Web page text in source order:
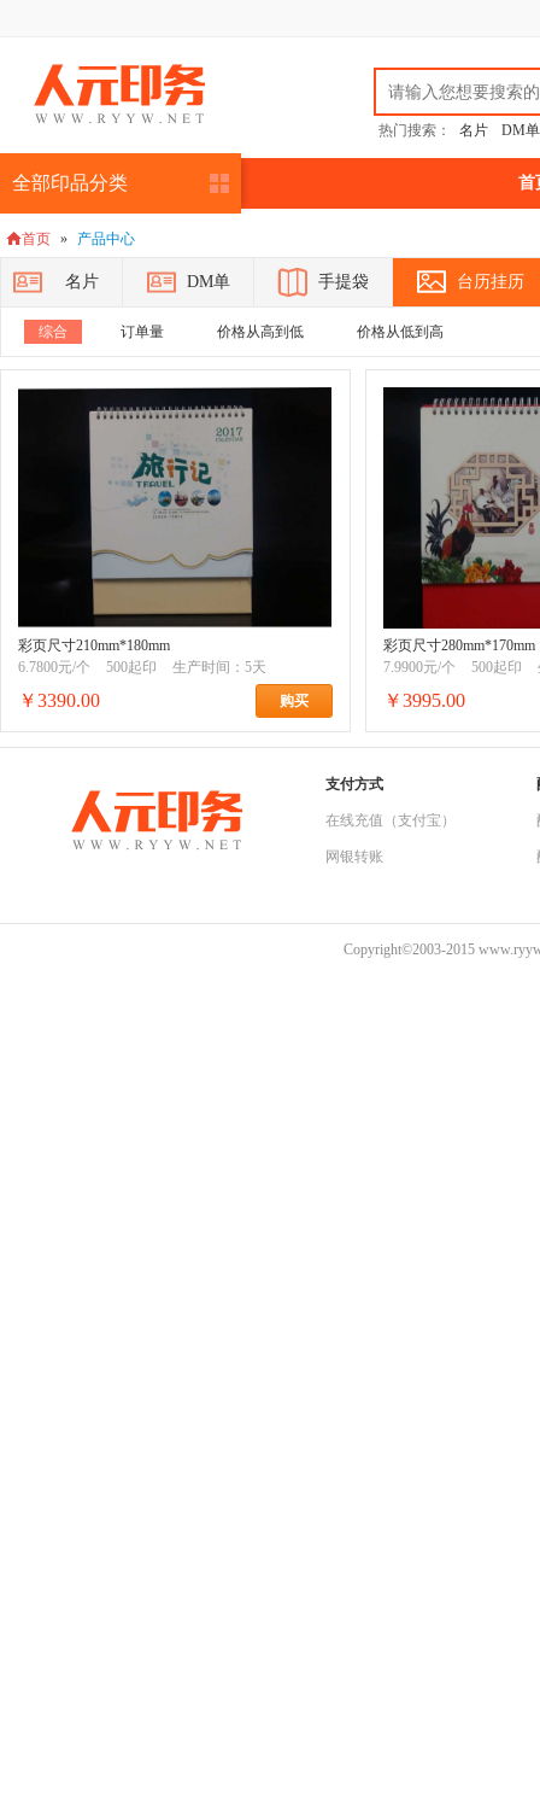
热门搜索： 名片 DM单
全部印品分类 首
首页 » 产品中心
名片 DM单 手提袋 台历挂历
综合 订单量 价格从高到低 价格从低到高
彩页尺寸210mm*180mm
6.7800元/个
500起印 生产时间：5天
￥3390.00 购买
彩页尺寸280mm*170mm
7.9900元/个
500起印
￥3995.00
支付方式
在线充值（支付宝）
网银转账
Copyright©2003-2015